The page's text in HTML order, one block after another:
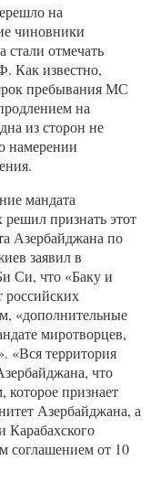
на
чиновники
стали отмечать
Как известно,
пребывания МС
на
из сторон не
намерении
мандата
признать этот
Азербайджана по
заявил в
Си, что «Баку и
российских
«дополнительные
миротворцев,
«Вся территория
что
признает
Азербайджана, а
Карабахского
соглашением от 10